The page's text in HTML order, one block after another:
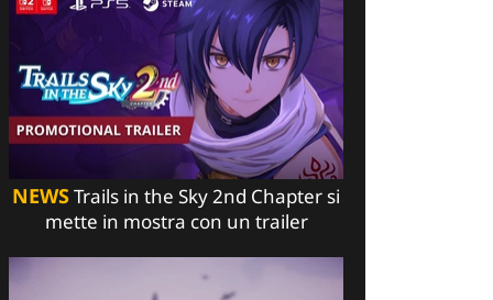
NEWSTrails in the Sky 2nd Chapter si
mette in mostra con un trailer